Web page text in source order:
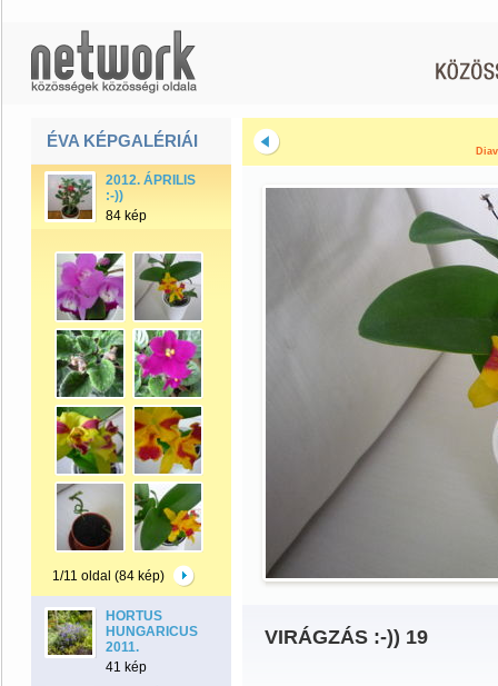
ÉVA KÉPGALÉRIÁI
2012. ÁPRILIS
:-))
84 kép
1/11 oldal (84 kép)
HORTUS
HUNGARICUS
2011.
41 kép
VIRÁGZÁS :-)) 19